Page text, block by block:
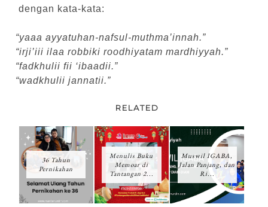
dengan kata-kata:
“yaaa ayyatuhan-nafsul-muthma’innah.”
“irji’iii ilaa robbiki roodhiyatam mardhiyyah.”
“fadkhulii fii ‘ibaadii.”
“wadkhulii jannatii.”
RELATED
36 Tahun
Pernikahan
Menulis Buku
Memoar di
Tantangan 2...
Muswil IGABA,
Jalan Panjang, dan
Ri...